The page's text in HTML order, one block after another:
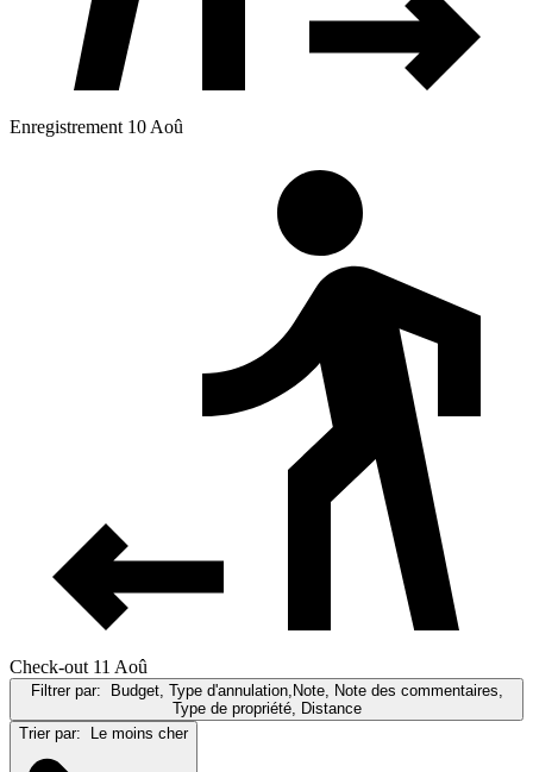
Enregistrement 10 Aoû
Check-out 11 Aoû
Filtrer par:
Budget, Type d'annulation,Note, Note des commentaires,
Type de propriété, Distance
Trier par:
Le moins cher